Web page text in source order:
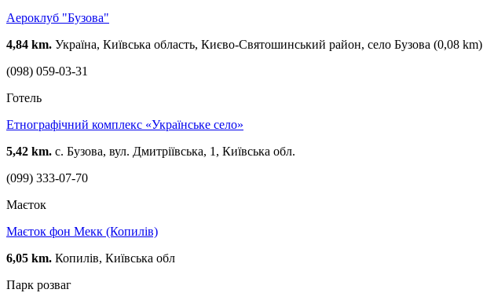
Аероклуб "Бузова"
4,84 km. Україна, Київська область, Києво-Святошинський район, село Бузова (0,08 km)
(098) 059-03-31
Готель
Етнографічний комплекс «Українське село»
5,42 km. с. Бузова, вул. Дмитріївська, 1, Київська обл.
(099) 333-07-70
Маєток
Маєток фон Мекк (Копилів)
6,05 km. Копилів, Київська обл
Парк розваг